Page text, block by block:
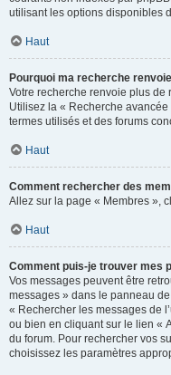
utilisant les options disponibles
Haut
Pourquoi ma recherche
Votre recherche renvoie plus de
Utilisez la « Recherche
termes utilisés et des forums
Haut
Comment rechercher des
Allez sur la page « Membres »,
Haut
Comment puis-je trouver mes
Vos messages peuvent être
messages » dans le panneau
« Rechercher les messages de
ou bien en cliquant sur le lien «
du forum. Pour rechercher vos
choisissez les paramètres